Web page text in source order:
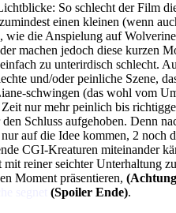
So schlecht der Film
einen kleinen (wenn
die Anspielung auf
machen jedoch diese kurzen
zu unterirdisch schlecht.
und/oder peinliche Szene,
schwingen (das wohl vom
nur mehr peinlich bis
Schluss aufgehoben. Denn
auf die Idee kommen, 2 noch
CGI-Kreaturen miteinander
mit reiner seichter Unterhaltung
Moment präsentieren,
(Spoiler Ende).